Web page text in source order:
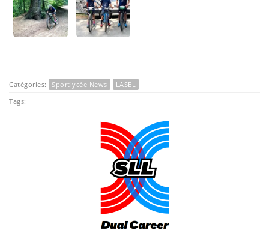
Catégories: Sportlycée News
LASEL
Tags: